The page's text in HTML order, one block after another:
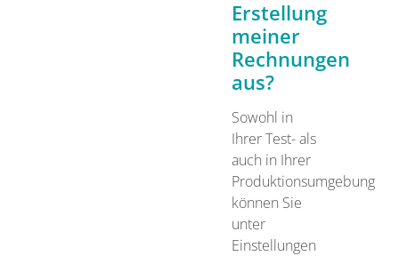
Erstellung
meiner
Rechnungen
aus?
Sowohl in
Ihrer Test- als
auch in Ihrer
Produktionsumgebung
können Sie
unter
Einstellungen